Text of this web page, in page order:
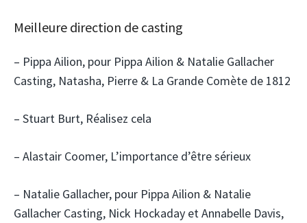
Meilleure direction de casting
– Pippa Ailion, pour Pippa Ailion & Natalie Gallacher
Casting, Natasha, Pierre & La Grande Comète de 1812
– Stuart Burt, Réalisez cela
– Alastair Coomer, L’importance d’être sérieux
– Natalie Gallacher, pour Pippa Ailion & Natalie
Gallacher Casting, Nick Hockaday et Annabelle Davis,